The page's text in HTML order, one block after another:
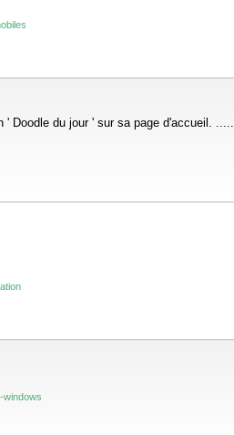
' Doodle du jour ' sur sa page d'accueil. .....
windows